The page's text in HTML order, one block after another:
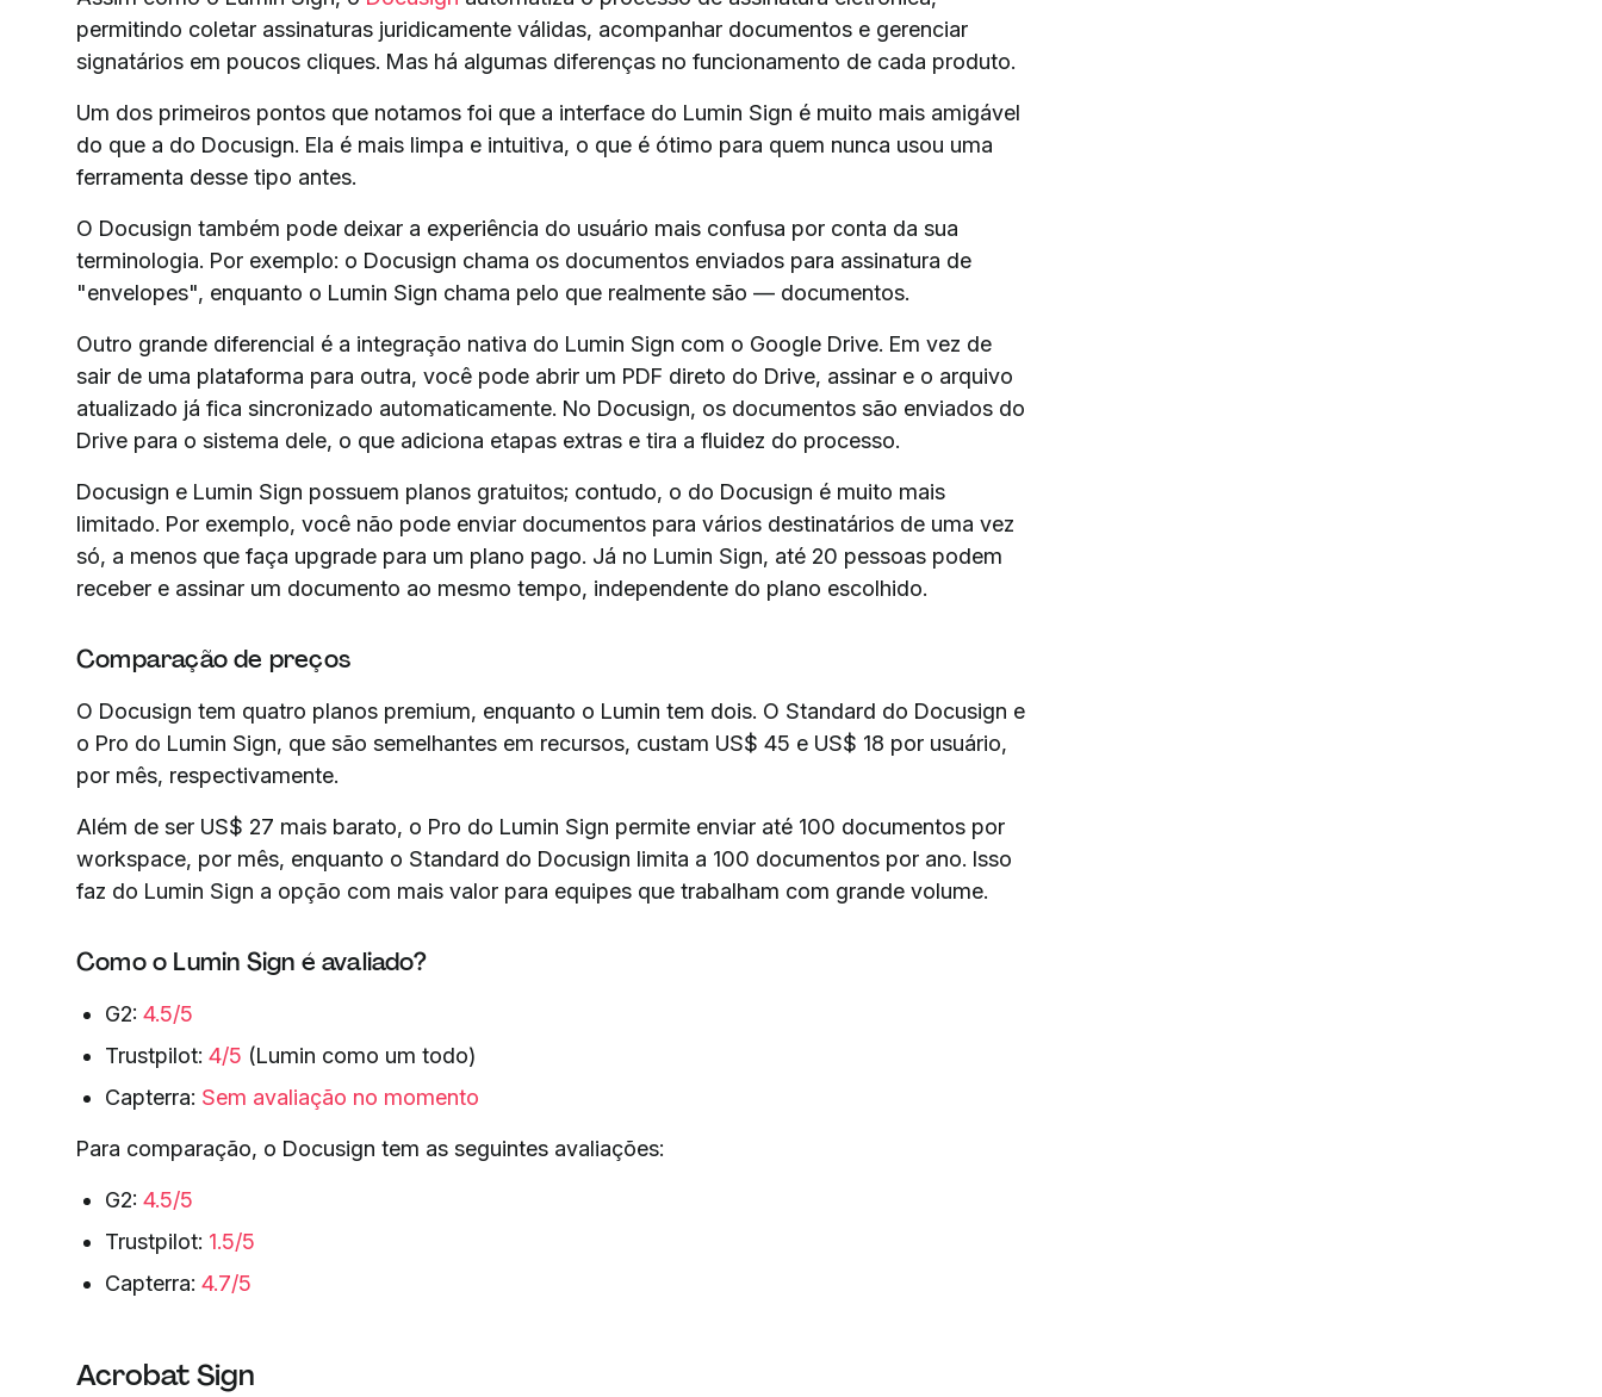
permitindo coletar assinaturas juridicamente válidas, acompanhar documentos e gerenciar
signatários em poucos cliques. Mas há algumas diferenças no funcionamento de cada produto.
Um dos primeiros pontos que notamos foi que a interface do Lumin Sign é muito mais amigável
do que a do Docusign. Ela é mais limpa e intuitiva, o que é ótimo para quem nunca usou uma
ferramenta desse tipo antes.
O Docusign também pode deixar a experiência do usuário mais confusa por conta da sua
terminologia. Por exemplo: o Docusign chama os documentos enviados para assinatura de
"envelopes", enquanto o Lumin Sign chama pelo que realmente são — documentos.
Outro grande diferencial é a integração nativa do Lumin Sign com o Google Drive. Em vez de
sair de uma plataforma para outra, você pode abrir um PDF direto do Drive, assinar e o arquivo
atualizado já fica sincronizado automaticamente. No Docusign, os documentos são enviados do
Drive para o sistema dele, o que adiciona etapas extras e tira a fluidez do processo.
Docusign e Lumin Sign possuem planos gratuitos; contudo, o do Docusign é muito mais
limitado. Por exemplo, você não pode enviar documentos para vários destinatários de uma vez
só, a menos que faça upgrade para um plano pago. Já no Lumin Sign, até 20 pessoas podem
receber e assinar um documento ao mesmo tempo, independente do plano escolhido.
Comparação de preços
O Docusign tem quatro planos premium, enquanto o Lumin tem dois. O Standard do Docusign e
o Pro do Lumin Sign, que são semelhantes em recursos, custam US$ 45 e US$ 18 por usuário,
por mês, respectivamente.
Além de ser US$ 27 mais barato, o Pro do Lumin Sign permite enviar até 100 documentos por
workspace, por mês, enquanto o Standard do Docusign limita a 100 documentos por ano. Isso
faz do Lumin Sign a opção com mais valor para equipes que trabalham com grande volume.
Como o Lumin Sign é avaliado?
G2: 4.5/5
Trustpilot: 4/5 (Lumin como um todo)
Capterra: Sem avaliação no momento
Para comparação, o Docusign tem as seguintes avaliações:
G2: 4.5/5
Trustpilot: 1.5/5
Capterra: 4.7/5
Acrobat Sign